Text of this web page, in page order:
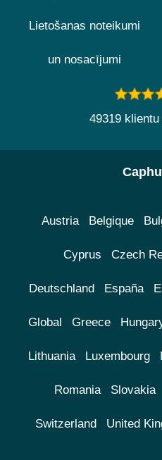
Lietošanas noteikumi
un nosacījumi
49319
Austria Belgique
Cyprus Czech
Deutschland España
Global Greece
Lithuania Luxembourg
Romania Slovakia
Switzerland United